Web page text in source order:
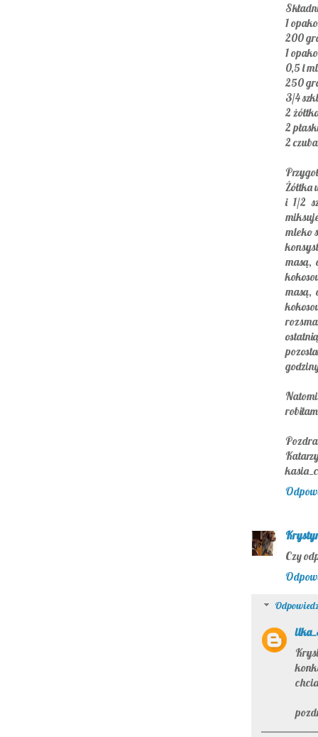
1
200
1
0,5 l
250
3/4
2
2
2
i 1/2
mleko
masą,
masą,
Czy